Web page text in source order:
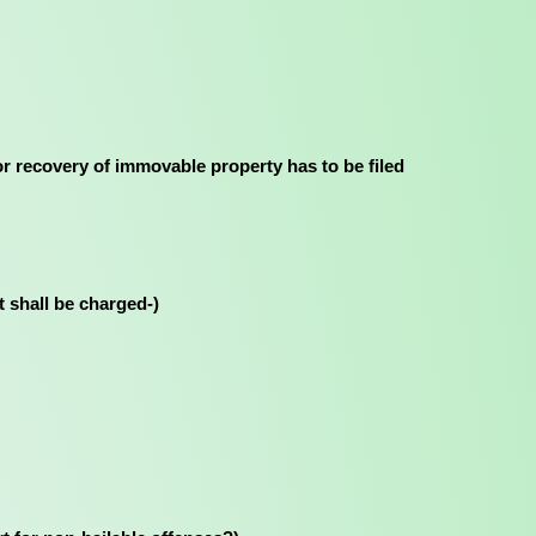
(The case for recovery of immovable property has to be filed
shall be charged-)